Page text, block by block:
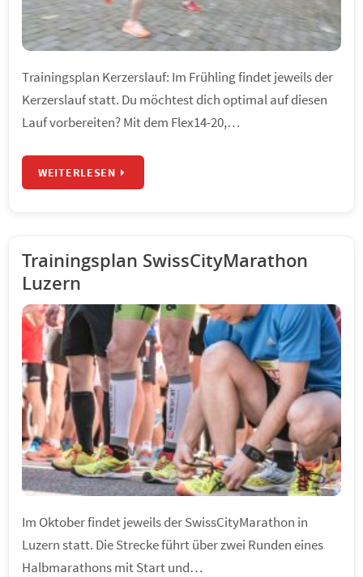
Trainingsplan Kerzerslauf: Im Frühling findet jeweils der
Kerzerslauf statt. Du möchtest dich optimal auf diesen
Lauf vorbereiten? Mit dem Flex14-20,…
WEITERLESEN
Trainingsplan SwissCityMarathon
Luzern
Im Oktober findet jeweils der SwissCityMarathon in
Luzern statt. Die Strecke führt über zwei Runden eines
Halbmarathons mit Start und…